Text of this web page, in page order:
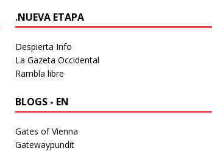
.NUEVA ETAPA
Despierta Info
La Gazeta Occidental
Rambla libre
BLOGS - EN
Gates of Vienna
Gatewaypundit